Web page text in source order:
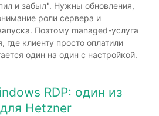
и забыл". Нужны обновления,
роли сервера и
Поэтому managed-услуга
клиенту просто оплатили
один на один с настройкой.
RDP: один из
Hetzner